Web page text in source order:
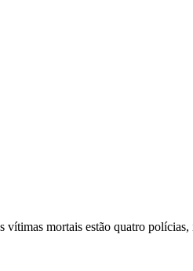
mortais estão quatro